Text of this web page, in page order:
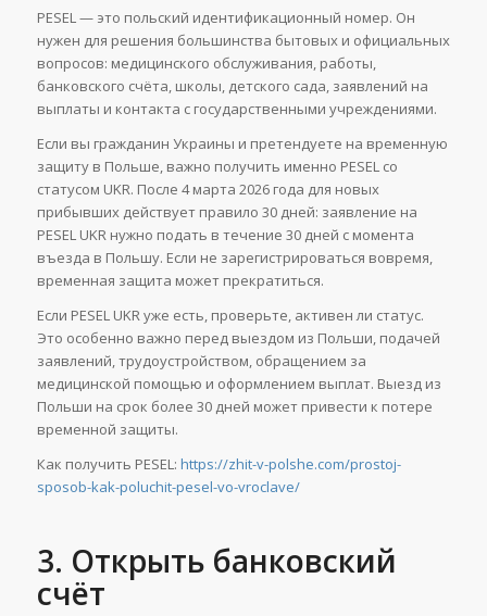
PESEL — это польский идентификационный номер. Он
нужен для решения большинства бытовых и официальных
вопросов: медицинского обслуживания, работы,
банковского счёта, школы, детского сада, заявлений на
выплаты и контакта с государственными учреждениями.
Если вы гражданин Украины и претендуете на временную
защиту в Польше, важно получить именно PESEL со
статусом UKR. После 4 марта 2026 года для новых
прибывших действует правило 30 дней: заявление на
PESEL UKR нужно подать в течение 30 дней с момента
въезда в Польшу. Если не зарегистрироваться вовремя,
временная защита может прекратиться.
Если PESEL UKR уже есть, проверьте, активен ли статус.
Это особенно важно перед выездом из Польши, подачей
заявлений, трудоустройством, обращением за
медицинской помощью и оформлением выплат. Выезд из
Польши на срок более 30 дней может привести к потере
временной защиты.
Как получить PESEL: https://zhit-v-polshe.com/prostoj-
sposob-kak-poluchit-pesel-vo-vroclave/
3. Открыть банковский
счёт